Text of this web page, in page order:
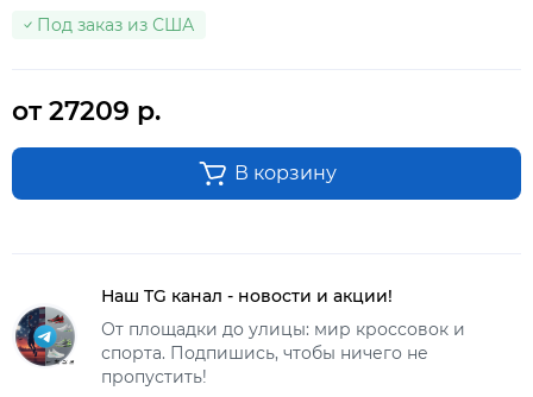
Под заказ из США
от 27209 р.
В корзину
Наш TG канал - новости и акции!
От площадки до улицы: мир кроссовок и
спорта. Подпишись, чтобы ничего не
пропустить!